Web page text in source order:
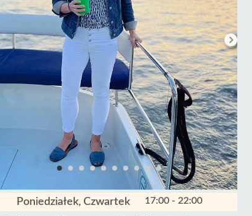
Poniedziałek, Czwartek 17:00 - 22:00